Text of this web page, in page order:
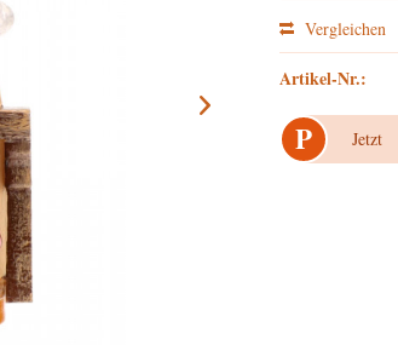
Vergleichen
Artikel-Nr.:
P Jetzt